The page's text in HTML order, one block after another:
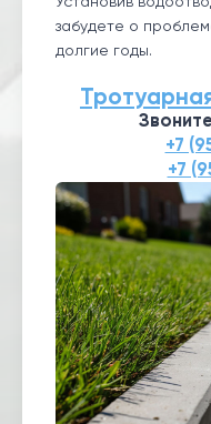
забудете о
долгие годы.
+7
+7